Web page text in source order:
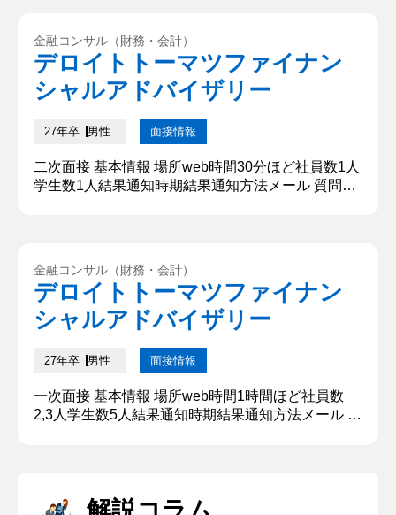
を通し、分析と事例研究を行ってきました。企業の
成長や業績改善にはそれを裏付ける戦略が必要で
す。...
金融コンサル（財務・会計）
デロイトトーマツファイナン
シャルアドバイザリー
27年卒 男性 面接情報
二次面接 基本情報 場所web時間30分ほど社員数1人
学生数1人結果通知時期結果通知方法メール 質問内
は朝6時、最終着陸の時間を24時とする。乗り場が
羽田と成田合計200だと仮定する。1時間に各乗り場
で一回発着し...
金融コンサル（財務・会計）
デロイトトーマツファイナン
シャルアドバイザリー
27年卒 男性 面接情報
一次面接 基本情報 場所web時間1時間ほど社員数
2,3人学生数5人結果通知時期結果通知方法メール 質
ます。その中でM&Aが持つ面白さにひかれておりま